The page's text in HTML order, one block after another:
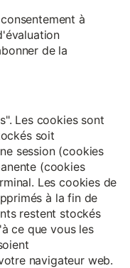
à
de la
Les cookies sont
soit
session (cookies
(cookies
Les cookies de
à la fin de
restent stockés
ce que vous les
navigateur web.